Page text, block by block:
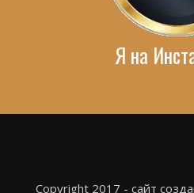
Я на
Copyright 2017 - сайт